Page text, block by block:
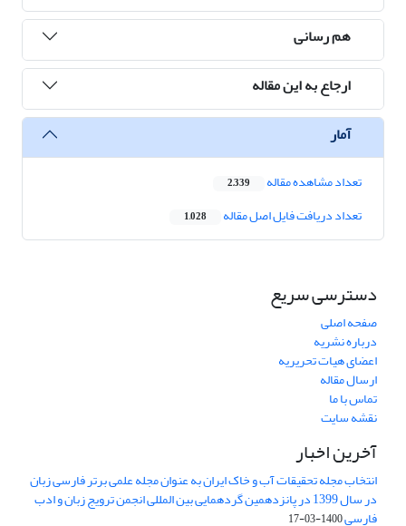
هم رسانی
ارجاع به این مقاله
آمار
تعداد مشاهده مقاله 2,339
تعداد دریافت فایل اصل مقاله 1,028
دسترسی سریع
صفحه اصلی
درباره نشریه
اعضای هیات تحریریه
ارسال مقاله
تماس با ما
نقشه سایت
آخرین اخبار
انتخاب مجله تحقیقات آب و خاک ایران به عنوان مجله علمی برتر فارسی زبان
در سال 1399 در پانزدهمین گردهمایی بین المللی انجمن ترویج زبان و ادب
فارسی1400-03-17